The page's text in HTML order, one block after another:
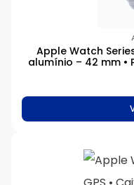
Apple Watch
alumínio – 42 mm •